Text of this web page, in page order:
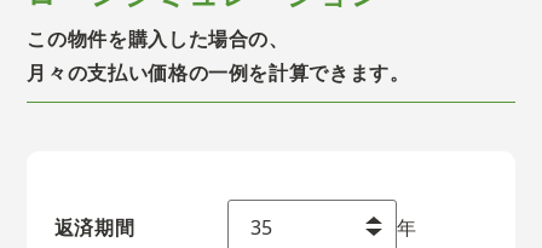
この物件を購入した場合の、
月々の支払い価格の一例を計算できます。
返済期間 年